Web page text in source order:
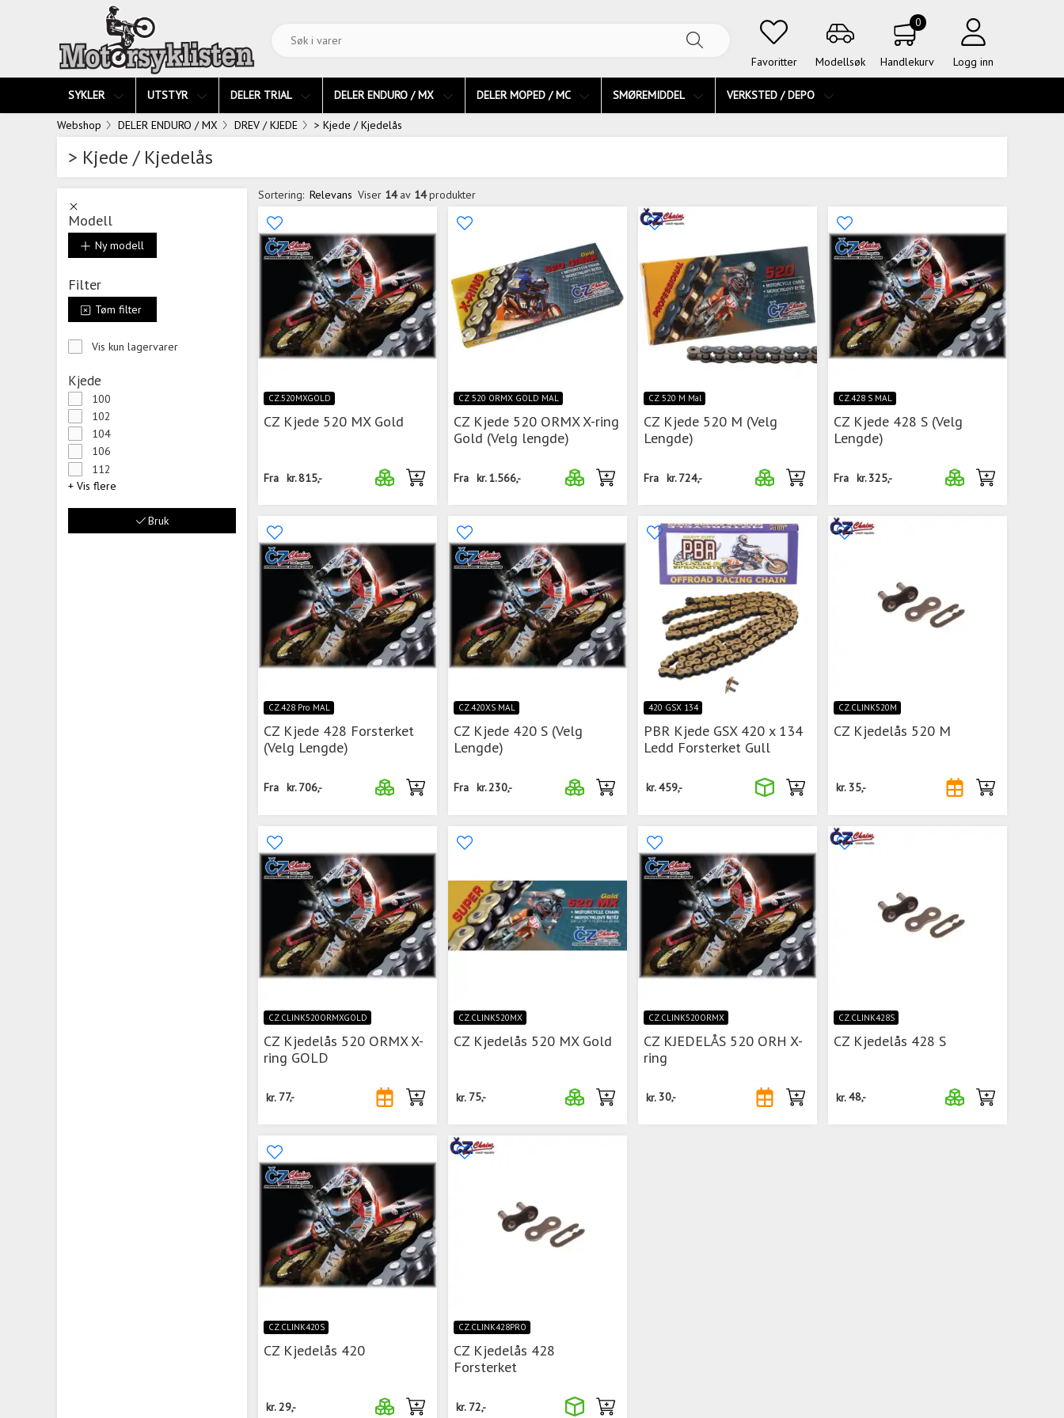
Favoritter Modellsøk
0
Handlekurv Logg inn
SYKLER UTSTYR DELER TRIAL DELER ENDURO / MX DELER MOPED / MC SMØREMIDDEL VERKSTED / DEPO
Webshop DELER ENDURO / MX DREV / KJEDE > Kjede / Kjedelås
> Kjede / Kjedelås
Modell
Ny modell
Filter
Tøm filter
Vis kun lagervarer
Kjede
100
102
104
106
112
+ Vis flere
Bruk
Sortering: Relevans Viser 14 av 14produkter
CZ.520MXGOLD
CZ Kjede 520 MX Gold
Fra kr.815,-
CZ 520 ORMX GOLD MAL
CZ Kjede 520 ORMX X-ring
Gold (Velg lengde)
Fra kr.1.566,-
CZ 520 M Mal
CZ Kjede 520 M (Velg
Lengde)
Fra kr.724,-
CZ.428 S MAL
CZ Kjede 428 S (Velg
Lengde)
Fra kr.325,-
CZ.428 Pro MAL
CZ Kjede 428 Forsterket
(Velg Lengde)
Fra kr.706,-
CZ.420XS MAL
CZ Kjede 420 S (Velg
Lengde)
Fra kr.230,-
420 GSX 134
PBR Kjede GSX 420 x 134
Ledd Forsterket Gull
kr.459,-
CZ.CLINK520M
CZ Kjedelås 520 M
kr. 35,-
CZ.CLINK520ORMXGOLD
CZ Kjedelås 520 ORMX X-
ring GOLD
kr. 77,-
CZ.CLINK520MX
CZ Kjedelås 520 MX Gold
kr. 75,-
CZ.CLINK520ORMX
CZ KJEDELÅS 520 ORH X-
ring
kr. 30,-
CZ.CLINK428S
CZ Kjedelås 428 S
kr.48,-
CZ.CLINK420S
CZ Kjedelås 420
kr.29,-
CZ.CLINK428PRO
CZ Kjedelås 428
Forsterket
kr. 72,-